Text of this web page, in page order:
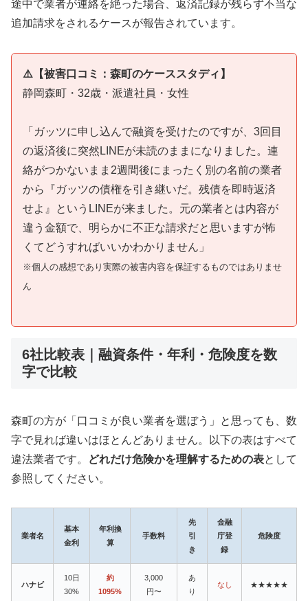
途中で業者が連絡を絶った場合、返済記録が残らず不当な
追加請求をされるケースが報告されています。
⚠️【被害口コミ：森町のケーススタディ】
静岡森町・32歳・派遣社員・女性
「ガッツに申し込んで融資を受けたのですが、3回目
の返済後に突然LINEが未読のままになりました。連
絡がつかないまま2週間後にまったく別の名前の業者
から『ガッツの債権を引き継いだ。残債を即時返済
せよ』というLINEが来ました。元の業者とは内容が
違う金額で、明らかに不正な請求だと思いますが怖
くてどうすればいいかわかりません」
※個人の感想であり実際の被害内容を保証するものではありませ
ん
6社比較表｜融資条件・年利・危険度を数
字で比較
森町の方が「口コミが良い業者を選ぼう」と思っても、数
字で見れば違いはほとんどありません。以下の表はすべて
違法業者です。
どれだけ危険かを理解するための表として
参照してください。
業者名
基本
金利
年利換
算
手数料
先
引
き
金融
庁登
録
危険度
ハナビ
10日
30%
約
1095%
3,000
円〜
あ
り
なし ★★★★★